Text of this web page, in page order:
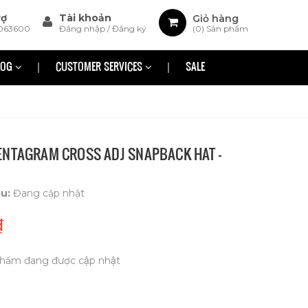
Giỏ hàng
(0) Sản phẩm
Tài khoản
Đăng nhập /Đăng ký
CUSTOMER SERVICES SALE
CROSS ADJ SNAPBACK HAT -
Đang cập nhật
đang được cập nhật